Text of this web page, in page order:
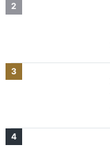
2
3
4